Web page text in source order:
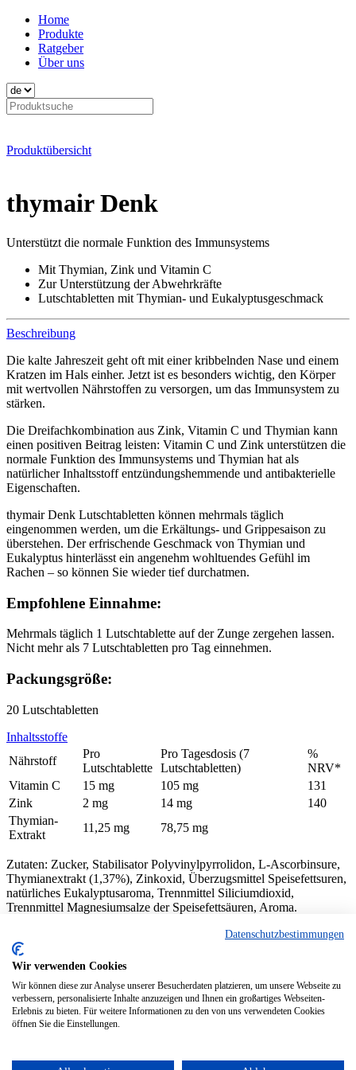
Home
Produkte
Ratgeber
Über uns
Produktübersicht
thymair Denk
Unterstützt die normale Funktion des Immunsystems
Mit Thymian, Zink und Vitamin C
Zur Unterstützung der Abwehrkräfte
Lutschtabletten mit Thymian- und Eukalyptusgeschmack
Beschreibung
Die kalte Jahreszeit geht oft mit einer kribbelnden Nase und einem
Kratzen im Hals einher. Jetzt ist es besonders wichtig, den Körper
mit wertvollen Nährstoffen zu versorgen, um das Immunsystem zu
stärken.
Die Dreifachkombination aus Zink, Vitamin C und Thymian kann
einen positiven Beitrag leisten: Vitamin C und Zink unterstützen die
normale Funktion des Immunsystems und Thymian hat als
natürlicher Inhaltsstoff entzündungshemmende und antibakterielle
Eigenschaften.
thymair Denk Lutschtabletten können mehrmals täglich
eingenommen werden, um die Erkältungs- und Grippesaison zu
überstehen. Der erfrischende Geschmack von Thymian und
Eukalyptus hinterlässt ein angenehm wohltuendes Gefühl im
Rachen – so können Sie wieder tief durchatmen.
Empfohlene Einnahme:
Mehrmals täglich 1 Lutschtablette auf der Zunge zergehen lassen.
Nicht mehr als 7 Lutschtabletten pro Tag einnehmen.
Packungsgröße:
20 Lutschtabletten
Inhaltsstoffe
Nährstoff
Pro
Lutschtablette
Pro Tagesdosis (7
Lutschtabletten)
%
NRV*
Vitamin C
15 mg 105 mg
131
Zink
2 mg 14 mg
140
Thymian-
Extrakt
11,25 mg 78,75 mg
Zutaten: Zucker, Stabilisator Polyvinylpyrrolidon, L-Ascorbinsure,
Thymianextrakt (1,37%), Zinkoxid, Überzugsmittel Speisefettsuren,
natürliches Eukalyptusaroma, Trennmittel Siliciumdioxid,
Trennmittel Magnesiumsalze der Speisefettsäuren, Aroma.
Über uns
Datenschutz
Impressum
Home
Datenschutzbestimmungen
Wir verwenden Cookies
Wir können diese zur Analyse unserer Besucherdaten platzieren, um unsere Webseite zu
verbessern, personalisierte Inhalte anzuzeigen und Ihnen ein großartiges Webseiten-
Erlebnis zu bieten. Für weitere Informationen zu den von uns verwendeten Cookies
öffnen Sie die Einstellungen.